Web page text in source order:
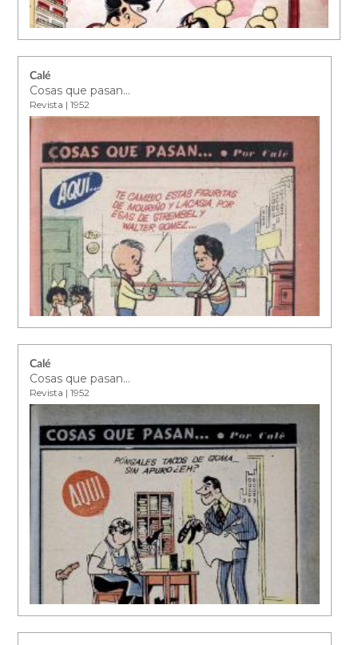
Calé
Cosas que pasan...
Revista | 1952
Calé
Cosas que pasan...
Revista | 1952